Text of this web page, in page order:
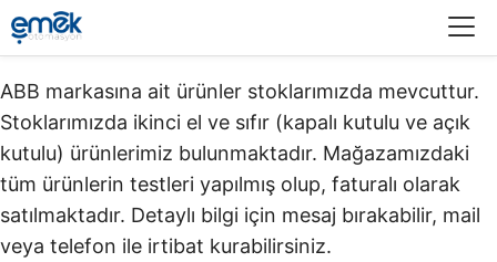
ABB markasına ait ürünler stoklarımızda mevcuttur.
Stoklarımızda ikinci el ve sıfır (kapalı kutulu ve açık
kutulu) ürünlerimiz bulunmaktadır.​ Mağazamızdaki
tüm ürünlerin testleri yapılmış olup, faturalı olarak
satılmaktadır. Detaylı bilgi için mesaj bırakabilir, mail
veya telefon ile irtibat kurabilirsiniz.